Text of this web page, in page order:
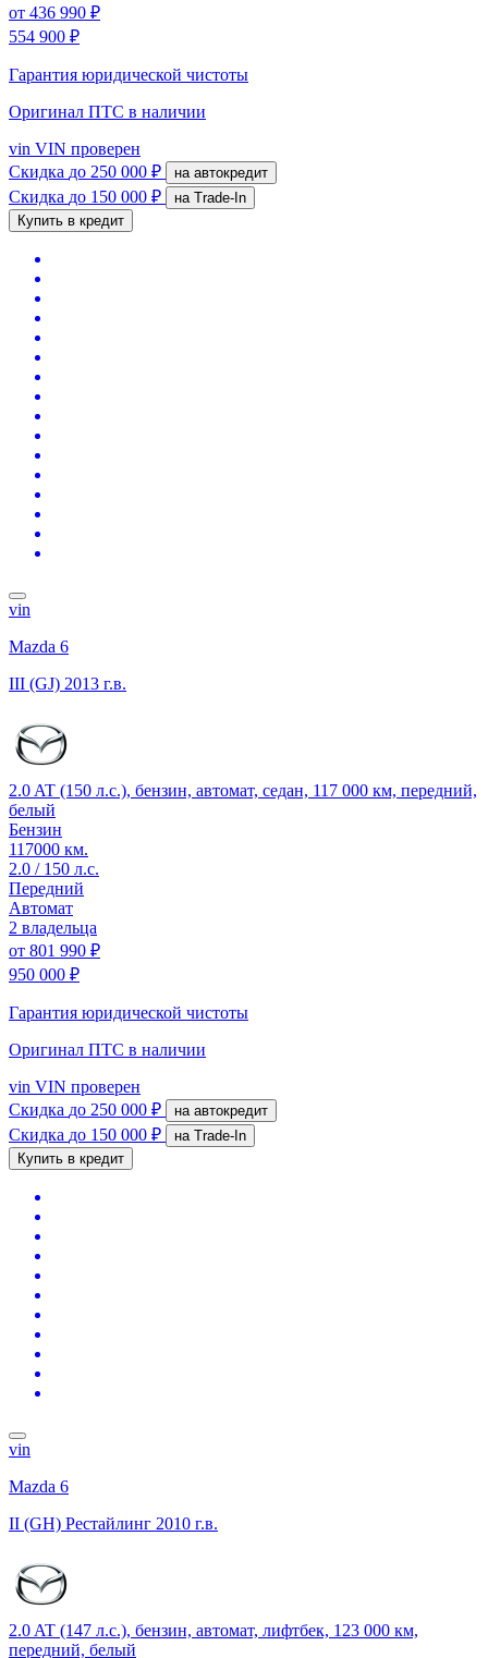
от 436 990 ₽
554 900 ₽
Гарантия юридической чистоты
Оригинал ПТС в наличии
vin VIN проверен
Скидка до 250 000 ₽ на автокредит
Скидка до 150 000 ₽
на Trade-In
Купить в кредит
vin
Mazda 6
III (GJ) 2013 г.в.
2.0 AT (150 л.с.), бензин, автомат, седан, 117 000 км, передний,
белый
Бензин
117000 км.
2.0 / 150 л.с.
Передний
Автомат
2 владельца
от 801 990 ₽
950 000 ₽
Гарантия юридической чистоты
Оригинал ПТС в наличии
vin VIN проверен
Скидка до 250 000 ₽ на автокредит
Скидка до 150 000 ₽
на Trade-In
Купить в кредит
vin
Mazda 6
II (GH) Рестайлинг 2010 г.в.
2.0 AT (147 л.с.), бензин, автомат, лифтбек, 123 000 км,
передний, белый